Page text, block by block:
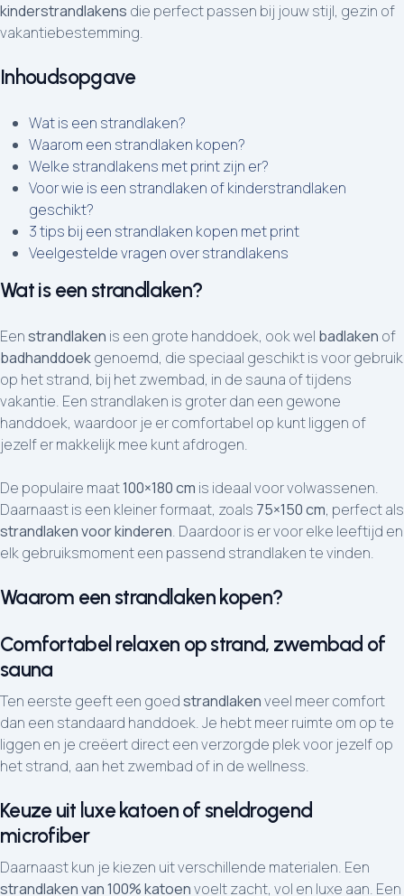
kinderstrandlakens die perfect passen bij jouw stijl, gezin of
vakantiebestemming.
Inhoudsopgave
Wat is een strandlaken?
Waarom een strandlaken kopen?
Welke strandlakens met print zijn er?
Voor wie is een strandlaken of kinderstrandlaken
geschikt?
3 tips bij een strandlaken kopen met print
Veelgestelde vragen over strandlakens
Wat is een strandlaken?
Eenstrandlaken is een grote handdoek, ook wel badlaken of
badhanddoekgenoemd, die speciaal geschikt is voor gebruik
op het strand, bij het zwembad, in de sauna of tijdens
vakantie. Een strandlaken is groter dan een gewone
handdoek, waardoor je er comfortabel op kunt liggen of
jezelf er makkelijk mee kunt afdrogen.
De populaire maat100×180 cm is ideaal voor volwassenen.
Daarnaast is een kleiner formaat, zoals 75×150 cm, perfect als
strandlaken voor kinderen. Daardoor is er voor elke leeftijd en
elk gebruiksmoment een passend strandlaken te vinden.
Waarom een strandlaken kopen?
Comfortabel relaxen op strand, zwembad of
sauna
Ten eerste geeft een goedstrandlakenveel meer comfort
dan een standaard handdoek. Je hebt meer ruimte om op te
liggen en je creëert direct een verzorgde plek voor jezelf op
het strand, aan het zwembad of in de wellness.
Keuze uit luxe katoen of sneldrogend
microfiber
Daarnaast kun je kiezen uit verschillende materialen. Een
strandlaken van 100% katoenvoelt zacht, vol en luxe aan. Een